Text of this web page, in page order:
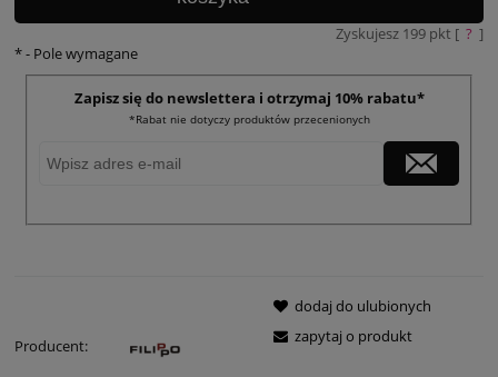
Zyskujesz 199 pkt [ ? ]
*- Pole wymagane
Zapisz się do newslettera i otrzymaj 10% rabatu*
*Rabat nie dotyczy produktów przecenionych
Producent:
dodaj do ulubionych
zapytaj o produkt